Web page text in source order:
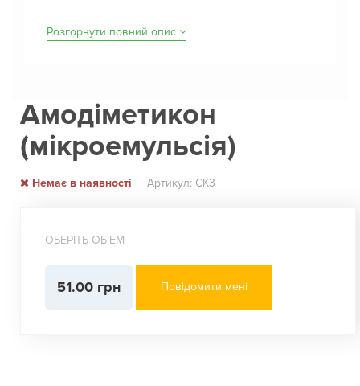
Розгорнути повний опис
Амодіметикон
(мікроемульсія)
Немає в наявності Артикул: СК3
ОБЕРІТЬ ОБʼЕМ
51.00 грн Повідомити мені